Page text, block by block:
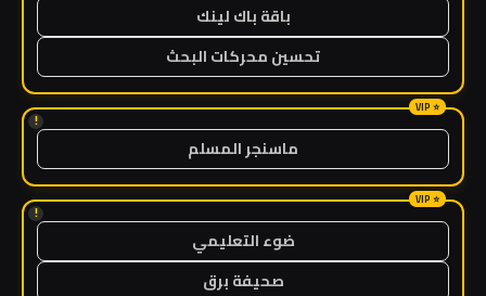
باقة باك لينك
تحسين محركات البحث
!
ماسنجر المسلم
!
ضوء التعليمي
صحيفة برق